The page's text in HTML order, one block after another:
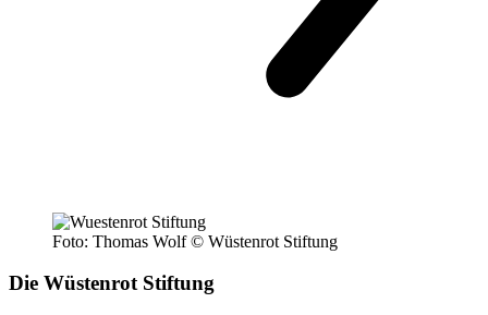
Foto: Thomas Wolf © Wüstenrot Stiftung
Die Wüstenrot Stiftung